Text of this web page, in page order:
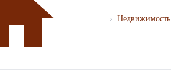
› Недвижимость